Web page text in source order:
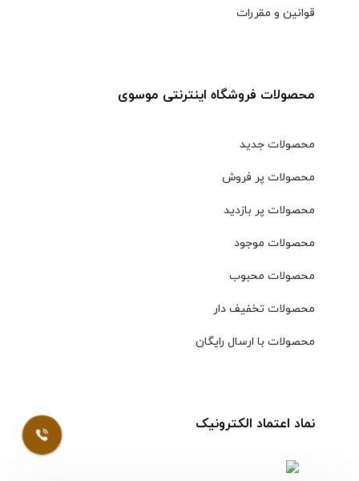
قوانین و مقررات
محصولات فروشگاه اینترنتی موسوی
محصولات جدید
محصولات پر فروش
محصولات پر بازدید
محصولات موجود
محصولات محبوب
محصولات تخفیف دار
محصولات با ارسال رایگان
نماد اعتماد الکترونیک